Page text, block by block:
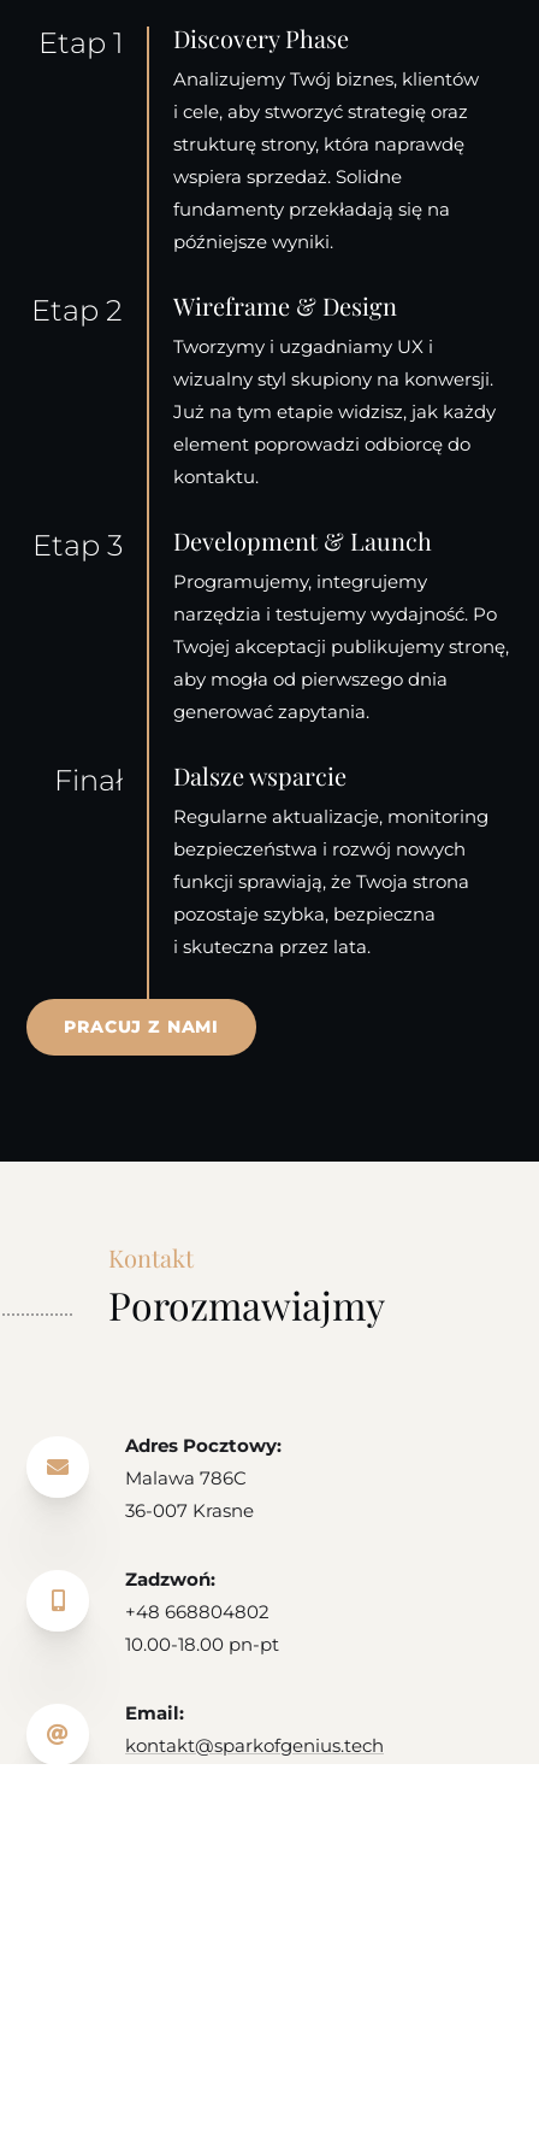
Etap 1 Discovery Phase
Analizujemy Twój biznes, klientów
i cele, aby stworzyć strategię oraz
strukturę strony, która naprawdę
wspiera sprzedaż. Solidne
fundamenty przekładają się na
późniejsze wyniki.
Etap 2 Wireframe & Design
Tworzymy i uzgadniamy UX i
wizualny styl skupiony na konwersji.
Już na tym etapie widzisz, jak każdy
element poprowadzi odbiorcę do
kontaktu.
Etap 3 Development & Launch
Programujemy, integrujemy
narzędzia i testujemy wydajność. Po
Twojej akceptacji publikujemy stronę,
aby mogła od pierwszego dnia
generować zapytania.
Finał Dalsze wsparcie
Regularne aktualizacje, monitoring
bezpieczeństwa i rozwój nowych
funkcji sprawiają, że Twoja strona
pozostaje szybka, bezpieczna
i skuteczna przez lata.
PRACUJ Z NAMI
Kontakt
Porozmawiajmy

Adres Pocztowy:
Malawa 786C
36-007 Krasne
Zadzwoń:
+48 668804802
10.00-18.00 pn-pt

Email:
kontakt@sparkofgenius.tech